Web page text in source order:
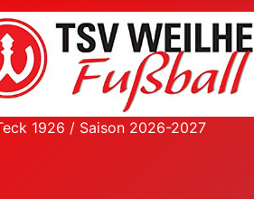
1926 / Saison 2026-2027